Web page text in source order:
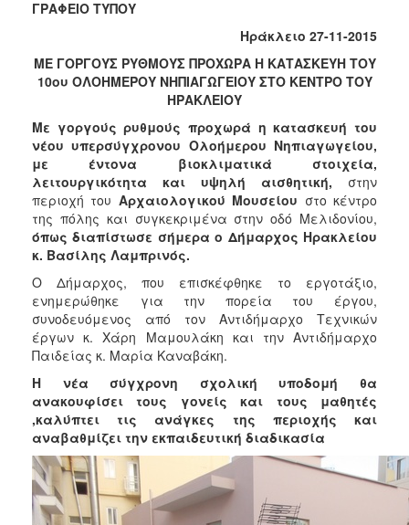
2017
2015
2013
2012
2011
2010
2006
ΠΟΛΙΤΙΣΜΟΣ
ΑΝΘΕΚΤΙΚΗ
ΠΟΛΗ
ΓΡΑΦΕΙΟ ΤΥΠΟΥ
Ηράκλειο 27-11-2015
ΜΕ ΓΟΡΓΟΥΣ ΡΥΘΜΟΥΣ ΠΡΟΧΩΡΑ Η ΚΑΤΑΣΚΕΥΗ ΤΟΥ
10ου ΟΛΟΗΜΕΡΟΥ ΝΗΠΙΑΓΩΓΕΙΟΥ ΣΤΟ ΚΕΝΤΡΟ ΤΟΥ
ΗΡΑΚΛΕΙΟΥ
Με γοργούς ρυθμούς προχωρά η κατασκευή του
νέου υπερσύγχρονου Ολοήμερου Νηπιαγωγείου,
με έντονα βιοκλιματικά στοιχεία,
λειτουργικότητα και υψηλή αισθητική, στην
περιοχή του Αρχαιολογικού Μουσείου στο κέντρο
της πόλης και συγκεκριμένα στην οδό Μελιδονίου,
όπως διαπίστωσε σήμερα ο Δήμαρχος Ηρακλείου
κ. Βασίλης Λαμπρινός.
Ο Δήμαρχος, που επισκέφθηκε το εργοτάξιο,
ενημερώθηκε για την πορεία του έργου,
συνοδευόμενος από τον Αντιδήμαρχο Τεχνικών
έργων κ. Χάρη Μαμουλάκη και την Αντιδήμαρχο
Παιδείας κ. Μαρία Καναβάκη.
Η νέα σύγχρονη σχολική υποδομή θα
ανακουφίσει τους γονείς και τους μαθητές
,καλύπτει τις ανάγκες της περιοχής και
αναβαθμίζει την εκπαιδευτική διαδικασία